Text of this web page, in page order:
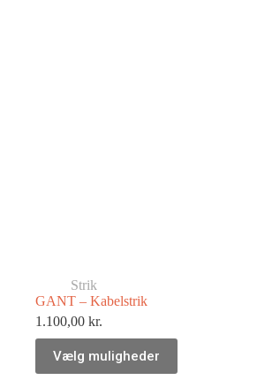
Strik
GANT – Kabelstrik
1.100,00 kr.
Vælg muligheder